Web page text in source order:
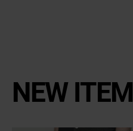
NEW ITEM